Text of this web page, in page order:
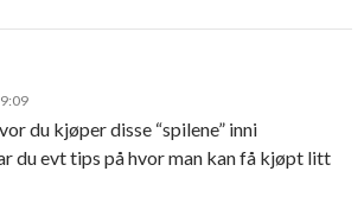
du kjøper disse “spilene” inni
du evt tips på hvor man kan få kjøpt litt